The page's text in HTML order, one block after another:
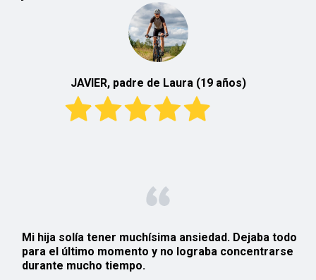
JAVIER, padre de Laura (19 años)
Mi hija solía tener muchísima ansiedad. Dejaba todo
para el último momento y no lograba concentrarse
durante mucho tiempo.